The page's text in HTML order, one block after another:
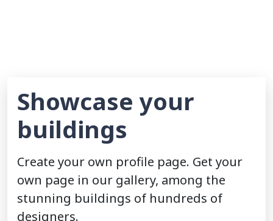
Showcase your
buildings
Create your own profile page. Get your
own page in our gallery, among the
stunning buildings of hundreds of
designers.